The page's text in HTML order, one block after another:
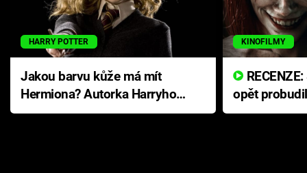
HARRY POTTER
Jakou barvu kůže má mít
Hermiona? Autorka Harryho
Pottera přišla s ráznou
KINOFILMY
opět
přichází s